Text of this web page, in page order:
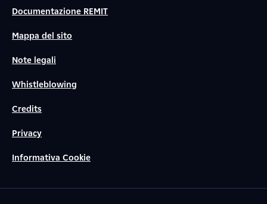
Documentazione REMIT
Mappa del sito
Note legali
Whistleblowing
Credits
Privacy
Informativa Cookie